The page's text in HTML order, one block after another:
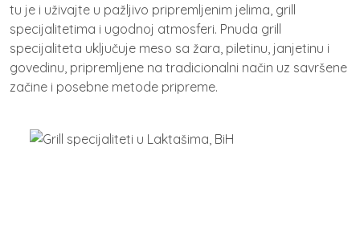
tu je i uživajte u pažljivo pripremljenim jelima, grill
specijalitetima i ugodnoj atmosferi. Pnuda grill
specijaliteta uključuje meso sa žara, piletinu, janjetinu i
govedinu, pripremljene na tradicionalni način uz savršene
začine i posebne metode pripreme.